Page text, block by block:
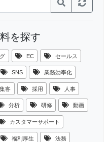
を探す
EC セールス
SNS 業務効率化
客 採用 人事
分析 研修 動画
カスタマーサポート
福利厚生 法務